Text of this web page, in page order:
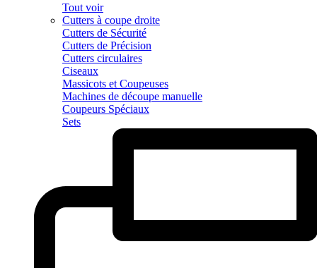
Tout voir
Cutters à coupe droite
Cutters de Sécurité
Cutters de Précision
Cutters circulaires
Ciseaux
Massicots et Coupeuses
Machines de découpe manuelle
Coupeurs Spéciaux
Sets